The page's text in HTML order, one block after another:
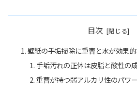
目次
壁紙の手垢掃除に重曹と水が効果
手垢汚れの正体は皮脂と酸性の
重曹が持つ弱アルカリ性のパワー